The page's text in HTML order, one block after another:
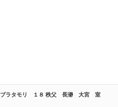
ブラタモリ １８ 秩父 長瀞 大宮 室